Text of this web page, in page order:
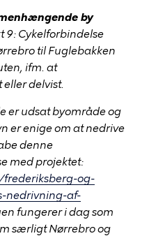
by
9: Cykelforbindelse
til Fuglebakken
ifm. at
eller delvist.
er udsat byområde og
er enige om at nedrive
denne
med projektet:
og-
nedrivning-af-
fungerer i dag som
særligt Nørrebro og